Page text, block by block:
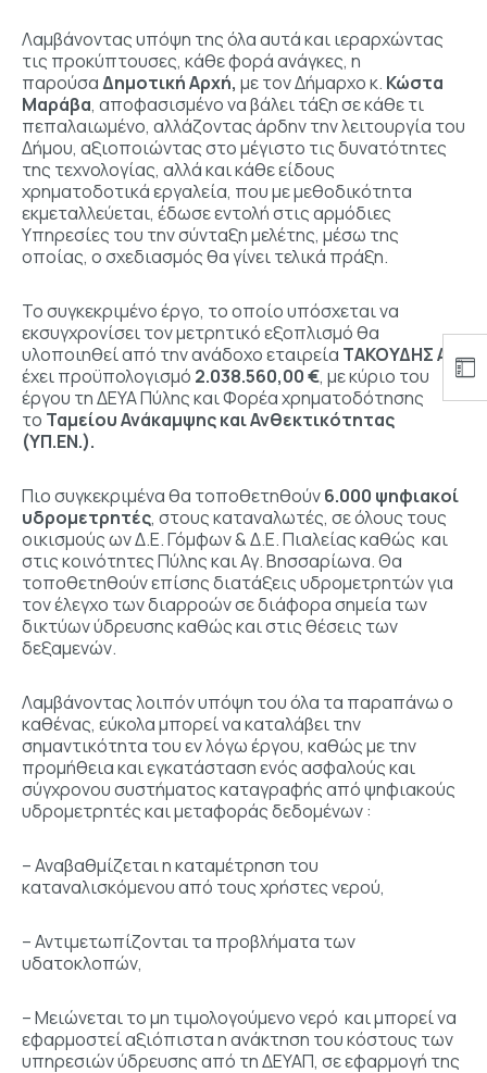
Λαμβάνοντας υπόψη της όλα αυτά και ιεραρχώντας
τις προκύπτουσες, κάθε φορά ανάγκες, η
παρούσαΔημοτική Αρχή, με τον Δήμαρχο κ. Κώστα
Μαράβα, αποφασισμένο να βάλει τάξη σε κάθε τι
πεπαλαιωμένο, αλλάζοντας άρδην την λειτουργία του
Δήμου, αξιοποιώντας στο μέγιστο τις δυνατότητες
της τεχνολογίας, αλλά και κάθε είδους
χρηματοδοτικά εργαλεία, που με μεθοδικότητα
εκμεταλλεύεται, έδωσε εντολή στις αρμόδιες
Υπηρεσίες του την σύνταξη μελέτης, μέσω της
οποίας, ο σχεδιασμός θα γίνει τελικά πράξη.
Το συγκεκριμένο έργο, το οποίο υπόσχεται να
εκσυγχρονίσει τον μετρητικό εξοπλισμό θα
υλοποιηθεί από την ανάδοχο εταιρεία ΤΑΚΟΥΔΗΣ ΑΕ,
έχει προϋπολογισμό 2.038.560,00 €, με κύριο του
έργου τη ΔΕΥΑ Πύλης και Φορέα χρηματοδότησης
το Ταμείου Ανάκαμψης και Ανθεκτικότητας
(ΥΠ.ΕΝ.).
Πιο συγκεκριμένα θα τοποθετηθούν6.000 ψηφιακοί
υδρομετρητές, στους καταναλωτές, σε όλους τους
οικισμούς ων Δ.Ε. Γόμφων & Δ.Ε. Πιαλείας καθώς και
στις κοινότητες Πύλης και Αγ. Βησσαρίωνα. Θα
τοποθετηθούν επίσης διατάξεις υδρομετρητών για
τον έλεγχο των διαρροών σε διάφορα σημεία των
δικτύων ύδρευσης καθώς και στις θέσεις των
δεξαμενών.
Λαμβάνοντας λοιπόν υπόψη του όλα τα παραπάνω ο
καθένας, εύκολα μπορεί να καταλάβει την
σημαντικότητα του εν λόγω έργου, καθώς με την
προμήθεια και εγκατάσταση ενός ασφαλούς και
σύγχρονου συστήματος καταγραφής από ψηφιακούς
υδρομετρητές και μεταφοράς δεδομένων :
– Αναβαθμίζεται η καταμέτρηση του
καταναλισκόμενου από τους χρήστες νερού,
– Αντιμετωπίζονται τα προβλήματα των
υδατοκλοπών,
– Μειώνεται το μη τιμολογούμενο νερό και μπορεί να
εφαρμοστεί αξιόπιστα η ανάκτηση του κόστους των
υπηρεσιών ύδρευσης από τη ΔΕΥΑΠ, σε εφαρμογή της